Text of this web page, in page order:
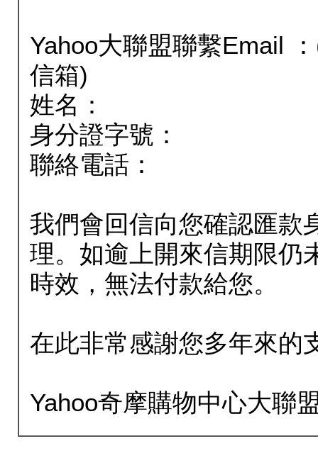
Yahoo大聯盟聯繫Email
信箱)
姓名：
身分證字號：
聯絡電話：
我們會回信向您確認匯款
理。如逾上開來信期限仍
時效，無法付款給您。
在此非常感謝您多年來的
Yahoo奇摩購物中心大